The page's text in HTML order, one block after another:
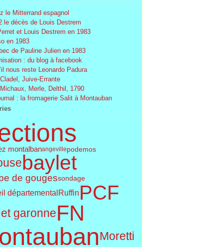
le Mitterrand espagnol
le décès de Louis Destrem
et Louis Destrem en 1983
en 1983
de Pauline Julien en 1983
: du blog à facebook
nous reste Leonardo Padura
Juive-Errante
Merle, Delthil, 1790
: la fromagerie Salit à Montauban
montalbanangevillepodemos
baylet
de gougessondage
départemental Ruffin PCF
garonneFN
Moretti